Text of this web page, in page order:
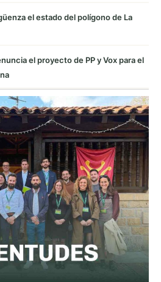
el estado del polígono de La
el proyecto de PP y Vox para el